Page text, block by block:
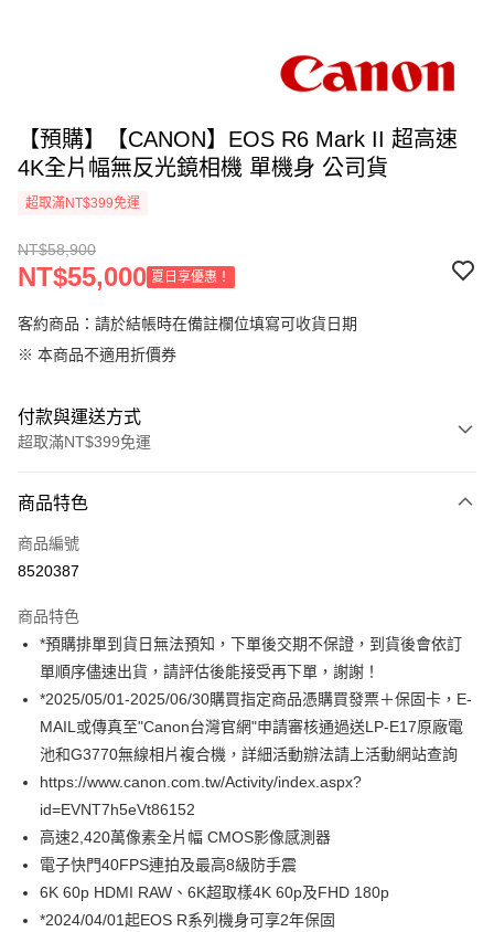
【預購】【CANON】EOS R6 Mark II 超高速
4K全片幅無反光鏡相機 單機身 公司貨
超取滿NT$399免運
NT$58,900
NT$55,000 夏日享優惠！
客約商品：請於結帳時在備註欄位填寫可收貨日期
※ 本商品不適用折價券
付款與運送方式
超取滿NT$399免運
信用卡一次付款
信用卡分期付款
合作金庫商業銀行
華南商業銀行
彰化商業銀行
上海商業儲蓄銀行
台北富邦商業銀行
國泰世華商業銀行
兆豐國際商業銀行
臺灣中小企業銀行
台中商業銀行
匯豐（台灣）商業銀行
華泰商業銀行
聯邦商業銀行
遠東國際商業銀行
元大商業銀行
永豐商業銀行
玉山商業銀行
台新國際商業銀行
中國信託商業銀行
台灣樂天信用卡公司
6 期 0 利率 每期
華南商業銀行
彰化商業銀行
上海商業儲蓄銀行
台北富邦商業銀行
國泰世華商業銀行
兆豐國際商業銀行
臺灣中小企業銀行
台中商業銀行
匯豐（台灣）商業銀行
華泰商業銀行
玉山商業銀行
星展（台灣）商業銀行
台新國際商業銀行
中國信託商業銀行
台灣樂天信用卡公司
12 期 0 利率 每期 NT$4,908 21家銀行
合作金庫商業銀行
第一商業銀行
上海商業儲蓄銀行
台北富邦商業銀行
國泰世華商業銀行
兆豐國際商業銀行
臺灣中小企業銀行
台中商業銀行
匯豐（台灣）商業銀行
聯邦商業銀行
遠東國際商業銀行
元大商業銀行
永豐商業銀行
玉山商業銀行
星展（台灣）商業銀行
台新國際商業銀行
中國信託商業銀行
台灣樂天信用卡公司
超商取貨付款
LINE Pay
Apple Pay
街口支付
悠遊付
Google Pay
商品特色
商品編號
8520387
商品特色
*預購排單到貨日無法預知，下單後交期不保證，到貨後會依訂
單順序儘速出貨，請評估後能接受再下單，謝謝！
*2025/05/01-2025/06/30購買指定商品憑購買發票＋保固卡，E-
MAIL或傳真至"Canon台灣官網"申請審核通過送LP-E17原廠電
池和G3770無線相片複合機，詳細活動辦法請上活動網站查詢
https://www.canon.com.tw/Activity/index.aspx?
id=EVNT7h5eVt86152
高速2,420萬像素全片幅 CMOS影像感測器
電子快門40FPS連拍及最高8級防手震
6K 60p HDMI RAW、6K超取樣4K 60p及FHD 180p
*2024/04/01起EOS R系列機身可享2年保固